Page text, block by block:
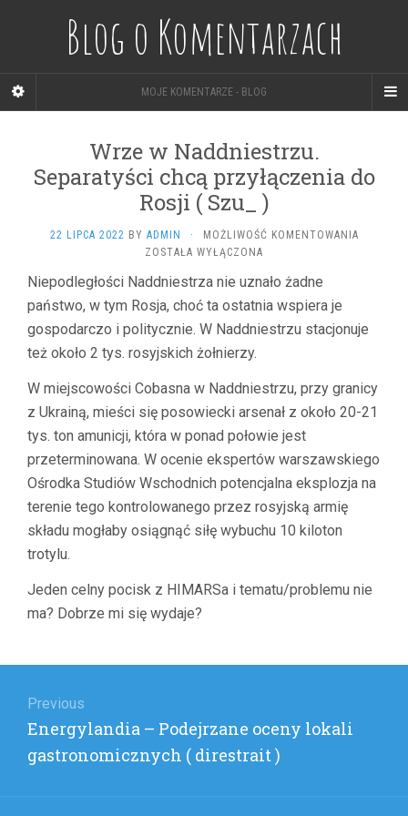
Blog o Komentarzach
MOJE KOMENTARZE - BLOG
Wrze w Naddniestrzu.
Separatyści chcą przyłączenia do
Rosji ( Szu_ )
22 LIPCA 2022 BY ADMIN · MOŻLIWOŚĆ KOMENTOWANIAWRZE
DO
SZU_
)
ZOSTAŁA WYŁĄCZONA
Niepodległości Naddniestrza nie uznało żadne
państwo, w tym Rosja, choć ta ostatnia wspiera je
gospodarczo i politycznie. W Naddniestrzu stacjonuje
też około 2 tys. rosyjskich żołnierzy.
W miejscowości Cobasna w Naddniestrzu, przy granicy
z Ukrainą, mieści się posowiecki arsenał z około 20-21
tys. ton amunicji, która w ponad połowie jest
przeterminowana. W ocenie ekspertów warszawskiego
Ośrodka Studiów Wschodnich potencjalna eksplozja na
terenie tego kontrolowanego przez rosyjską armię
składu mogłaby osiągnąć siłę wybuchu 10 kiloton
trotylu.
Jeden celny pocisk z HIMARSa i tematu/problemu nie
ma? Dobrze mi się wydaje?
wpisu
Previous
Previous
post:
Energylandia – Podejrzane oceny lokali
gastronomicznych ( direstrait )